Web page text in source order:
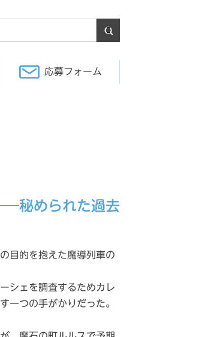
応募フォーム
秘められた過去
目的を抱えた魔導列車の
シェを調査するためカレ
一つの手がかりだった。